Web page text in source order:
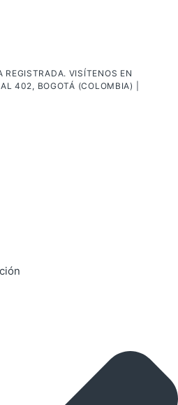
REGISTRADA. VISÍTENOS EN
402, BOGOTÁ (COLOMBIA) |